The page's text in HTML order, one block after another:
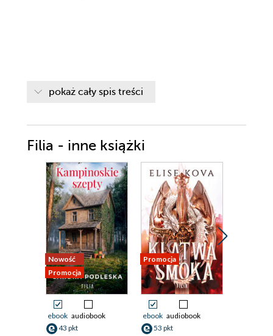
pokaż cały spis treści
Filia - inne książki
Nowość
Promocja
ebook audiobook
43 pkt
Promocja
ebook audiobook
53 pkt